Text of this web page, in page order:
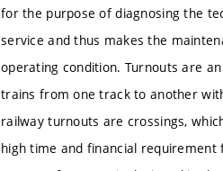
for the purpose of diagnosing the
service and thus makes the
operating condition. Turnouts are
trains from one track to another
railway turnouts are crossings,
high time and financial